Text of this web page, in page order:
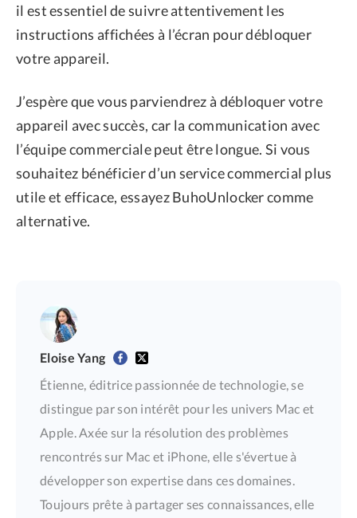
il est essentiel de suivre attentivement les
instructions affichées à l’écran pour débloquer
votre appareil.
J’espère que vous parviendrez à débloquer votre
appareil avec succès, car la communication avec
l’équipe commerciale peut être longue. Si vous
souhaitez bénéficier d’un service commercial plus
utile et efficace, essayez BuhoUnlocker comme
alternative.
Eloise Yang
Étienne, éditrice passionnée de technologie, se
distingue par son intérêt pour les univers Mac et
Apple. Axée sur la résolution des problèmes
rencontrés sur Mac et iPhone, elle s'évertue à
développer son expertise dans ces domaines.
Toujours prête à partager ses connaissances, elle